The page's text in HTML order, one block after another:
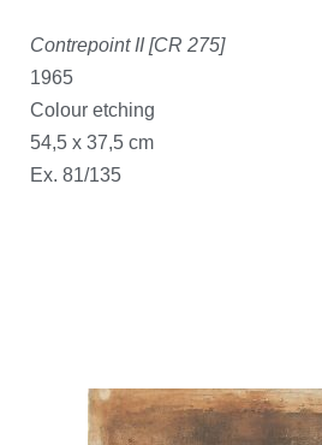
Contrepoint II [CR 275]
1965
Colour etching
54,5 x 37,5 cm
Ex. 81/135